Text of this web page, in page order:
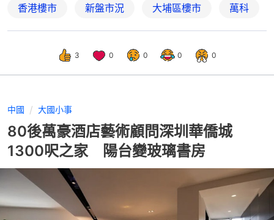
香港樓市 新盤市況 大埔區樓市 萬科
3 0 0 0 0
中國 大國小事
80後萬豪酒店藝術顧問深圳華僑城
1300呎之家 陽台變玻璃書房